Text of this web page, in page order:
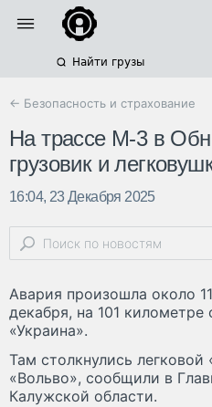
Найти грузы
← Безопасность и страхование
На трассе М-3 в
грузовик и
16:04, 23 Декабря 2025
Авария произошла около
декабря, на 101
«Украина».
Там столкнулись легковой
«Вольво», сообщили в
Калужской области.